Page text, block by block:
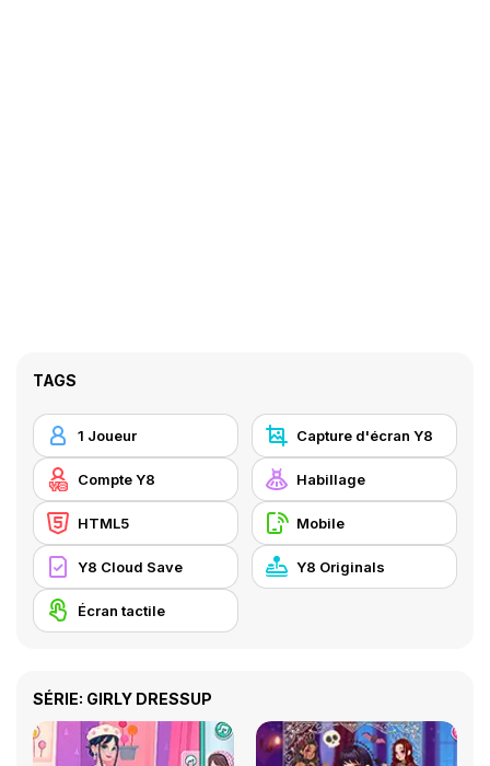
TAGS
1 Joueur Capture d'écran Y8
Compte Y8 Habillage
HTML5 Mobile
Y8 Cloud Save Y8 Originals
Écran tactile
SÉRIE: GIRLY DRESSUP